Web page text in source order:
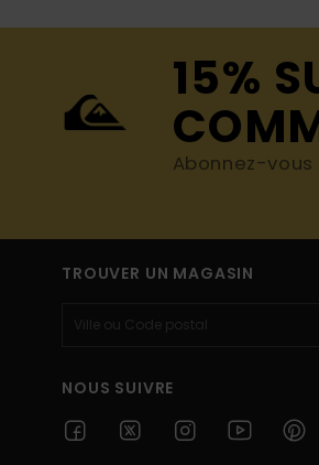
15%
Abonnez-
TROUVER UN MAGASIN
NOUS SUIVRE